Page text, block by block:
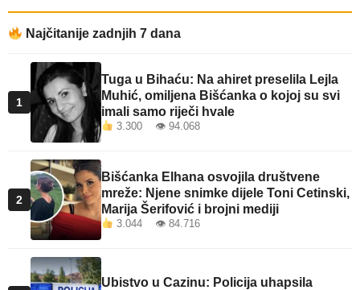
Najčitanije zadnjih 7 dana
1
Tuga u Bihaću: Na ahiret preselila Lejla
Muhić, omiljena Bišćanka o kojoj su svi
imali samo riječi hvale
3.300 👁 94.068
2
Bišćanka Elhana osvojila društvene
mreže: Njene snimke dijele Toni Cetinski,
Marija Šerifović i brojni mediji
3.044 👁 84.716
Ubistvo u Cazinu: Policija uhapsila